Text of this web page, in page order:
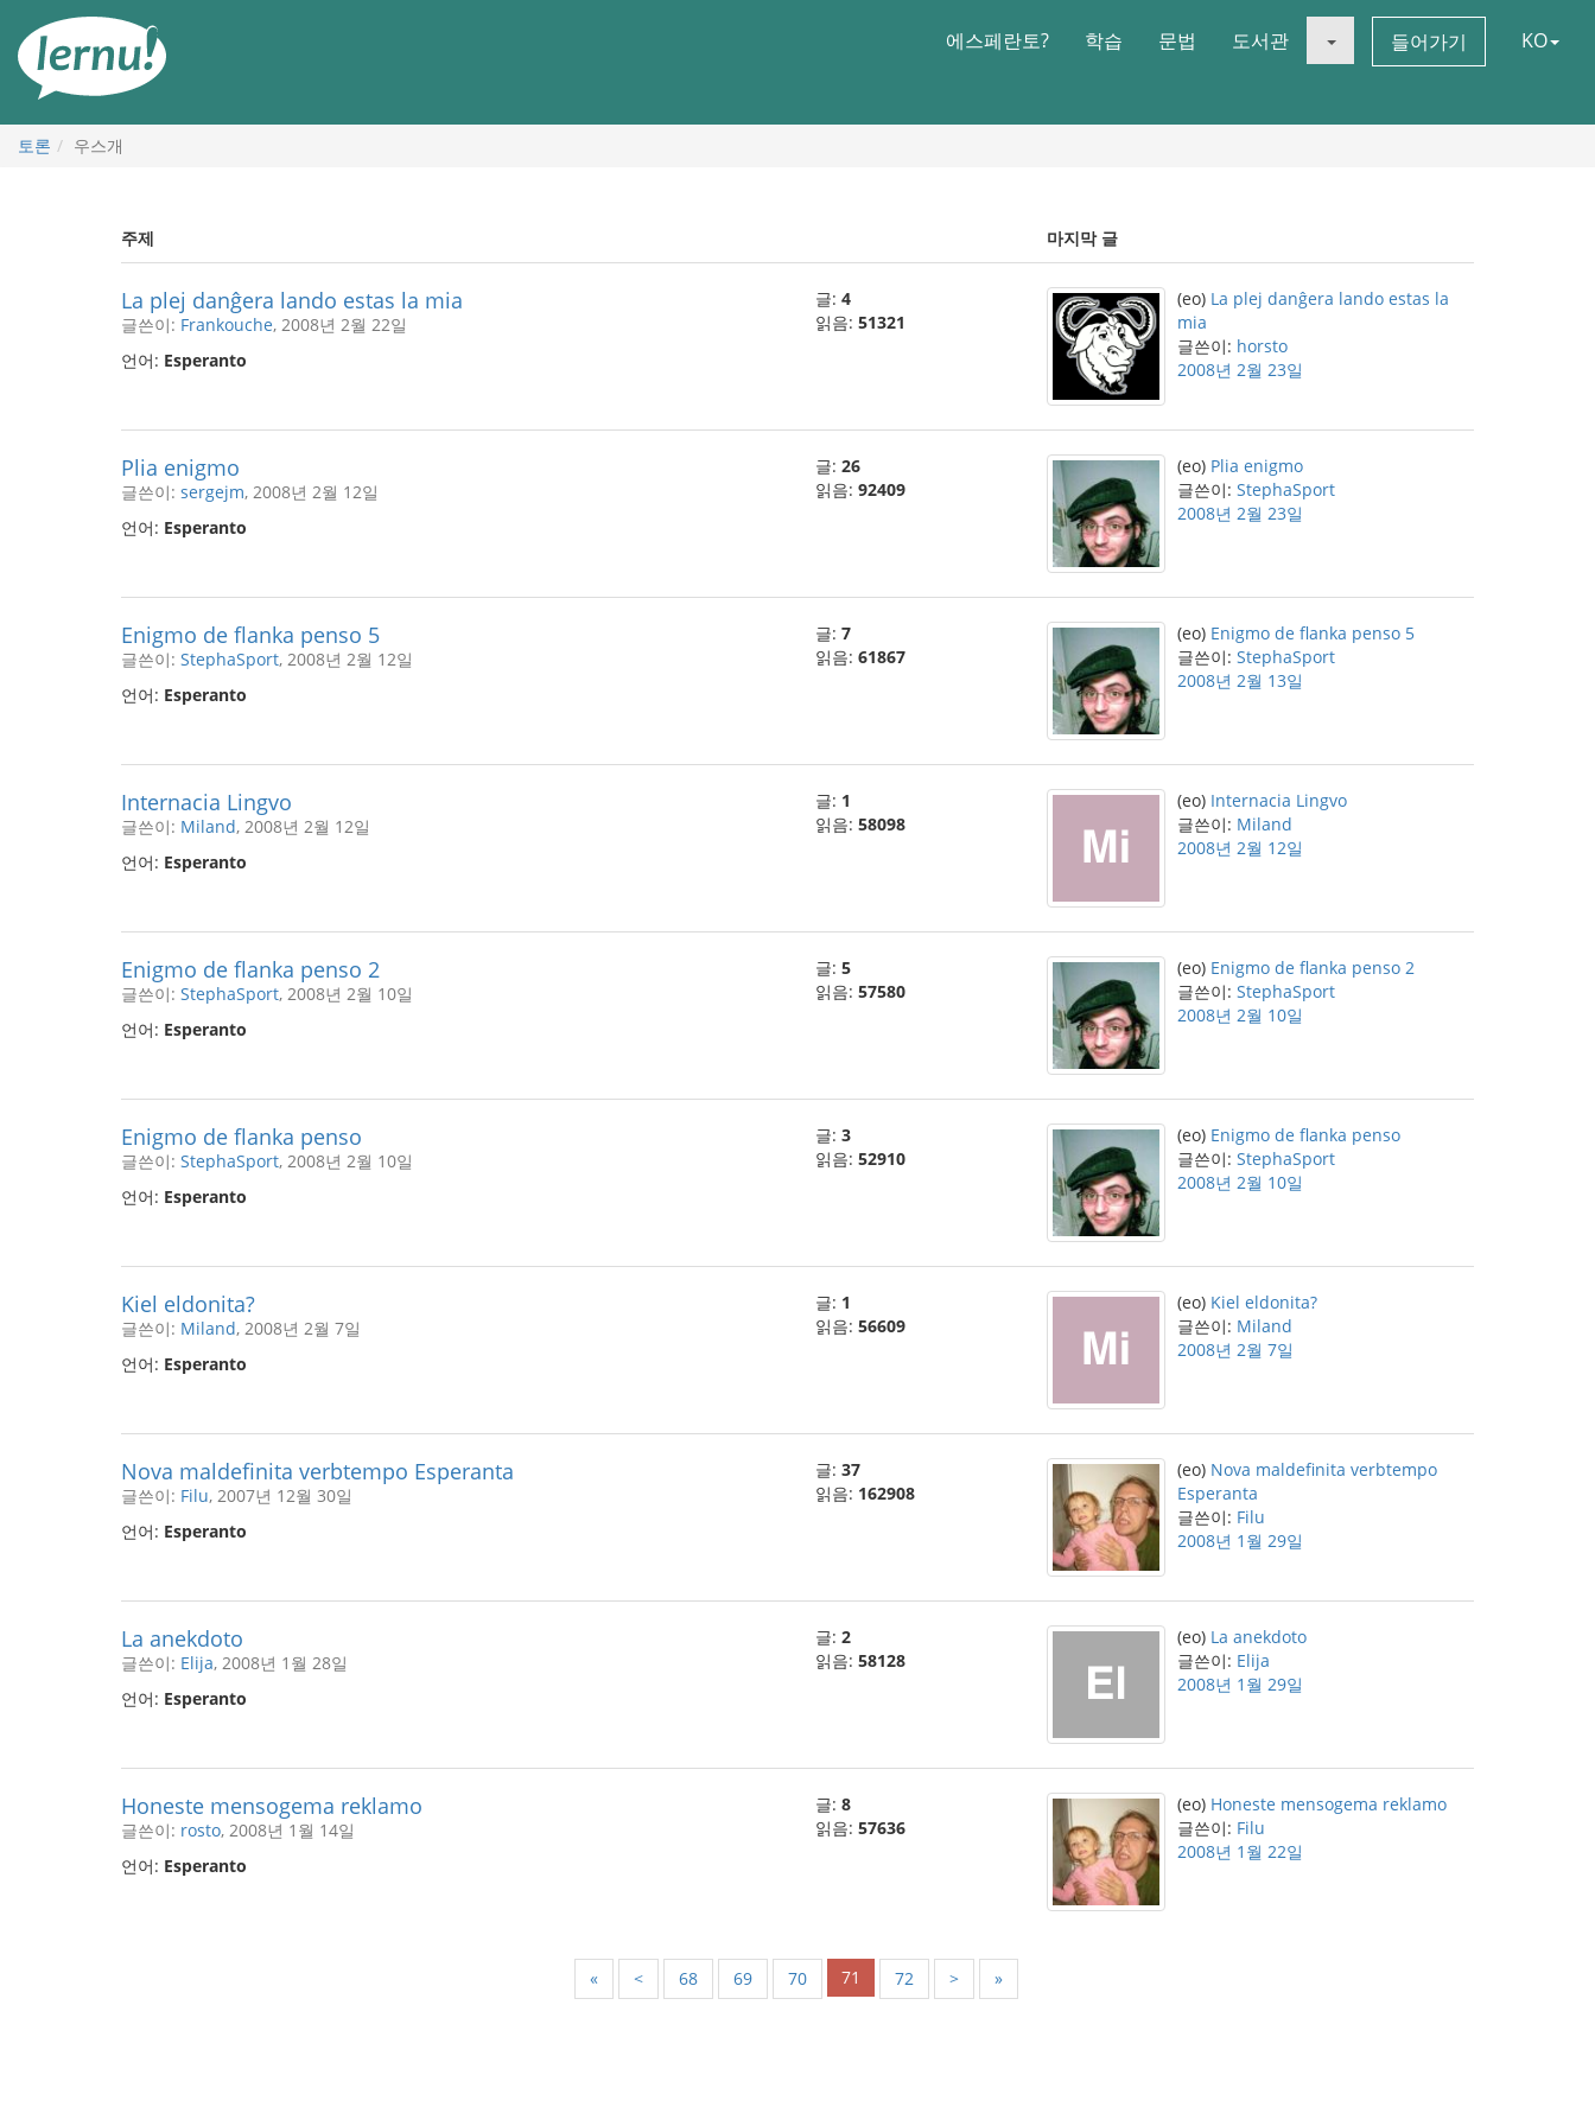
에스페란토? 학습 문법 도서관 들어가기 KO
토론 우스개
주제 마지막 글
La plej danĝera lando estas la mia
글쓴이: Frankouche, 2008년 2월 22일
언어: Esperanto
글: 4
읽음: 51321
(eo) La plej danĝera lando estas la
mia
글쓴이: horsto
2008년 2월 23일
Plia enigmo
글쓴이: sergejm, 2008년 2월 12일
언어: Esperanto
글: 26
읽음: 92409
(eo) Plia enigmo
글쓴이: StephaSport
2008년 2월 23일
Enigmo de flanka penso 5
글쓴이: StephaSport, 2008년 2월 12일
언어: Esperanto
글: 7
읽음: 61867
(eo) Enigmo de flanka penso 5
글쓴이: StephaSport
2008년 2월 13일
Internacia Lingvo
글쓴이: Miland, 2008년 2월 12일
언어: Esperanto
글: 1
읽음: 58098
(eo) Internacia Lingvo
글쓴이: Miland
2008년 2월 12일
Enigmo de flanka penso 2
글쓴이: StephaSport, 2008년 2월 10일
언어: Esperanto
글: 5
읽음: 57580
(eo) Enigmo de flanka penso 2
글쓴이: StephaSport
2008년 2월 10일
Enigmo de flanka penso
글쓴이: StephaSport, 2008년 2월 10일
언어: Esperanto
글: 3
읽음: 52910
(eo) Enigmo de flanka penso
글쓴이: StephaSport
2008년 2월 10일
Kiel eldonita?
글쓴이: Miland, 2008년 2월 7일
언어: Esperanto
글: 1
읽음: 56609
(eo) Kiel eldonita?
글쓴이: Miland
2008년 2월 7일
Nova maldefinita verbtempo Esperanta
글쓴이: Filu, 2007년 12월 30일
언어: Esperanto
글: 37
읽음: 162908
(eo) Nova maldefinita verbtempo
Esperanta
글쓴이: Filu
2008년 1월 29일
La anekdoto
글쓴이: Elija, 2008년 1월 28일
언어: Esperanto
글: 2
읽음: 58128
(eo) La anekdoto
글쓴이: Elija
2008년 1월 29일
Honeste mensogema reklamo
글쓴이: rosto, 2008년 1월 14일
언어: Esperanto
글: 8
읽음: 57636
(eo) Honeste mensogema reklamo
글쓴이: Filu
2008년 1월 22일
« < 68 69 70 71 72 > »